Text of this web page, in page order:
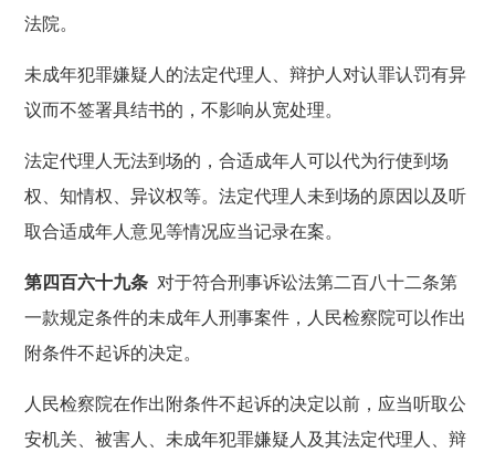
法院。
未成年犯罪嫌疑人的法定代理人、辩护人对认罪认罚有异
议而不签署具结书的，不影响从宽处理。
法定代理人无法到场的，合适成年人可以代为行使到场
权、知情权、异议权等。法定代理人未到场的原因以及听
取合适成年人意见等情况应当记录在案。
第四百六十九条 对于符合刑事诉讼法第二百八十二条第
一款规定条件的未成年人刑事案件，人民检察院可以作出
附条件不起诉的决定。
人民检察院在作出附条件不起诉的决定以前，应当听取公
安机关、被害人、未成年犯罪嫌疑人及其法定代理人、辩